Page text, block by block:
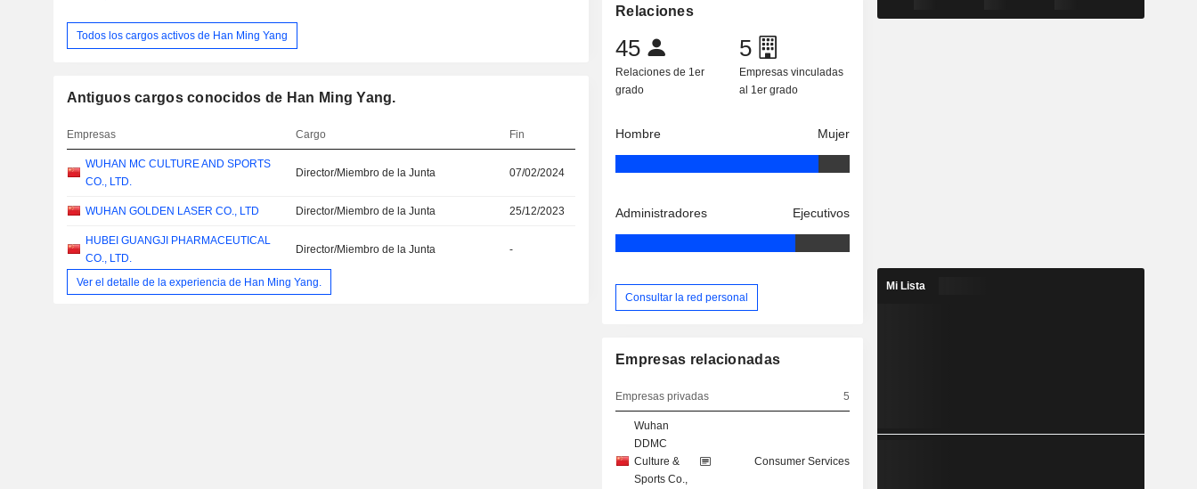
Todos los cargos activos de Han Ming Yang
Antiguos cargos conocidos de Han Ming Yang.
Empresas Cargo Fin
WUHAN MC CULTURE AND SPORTS
CO., LTD.
Director/Miembro de la Junta 07/02/2024
WUHAN GOLDEN LASER CO., LTD Director/Miembro de la Junta 25/12/2023
HUBEI GUANGJI PHARMACEUTICAL
CO., LTD.
Director/Miembro de la Junta -
Ver el detalle de la experiencia de Han Ming Yang.
Relaciones
45
Relaciones de 1er
grado
5
Empresas vinculadas
al 1er grado
Hombre Mujer
Administradores Ejecutivos
Consultar la red personal
Empresas relacionadas
Empresas privadas 5
Wuhan
DDMC
Culture &
Sports Co.,
Consumer Services
Mi Lista